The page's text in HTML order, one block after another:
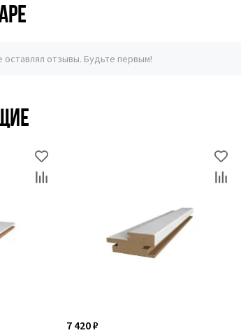
отзывы. Будьте первым!
7 420 ₽